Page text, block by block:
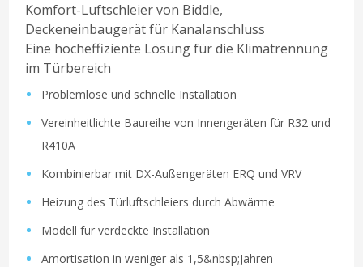
Komfort-Luftschleier von Biddle,
Deckeneinbaugerät für Kanalanschluss
Eine hocheffiziente Lösung für die Klimatrennung
im Türbereich
Problemlose und schnelle Installation
Vereinheitlichte Baureihe von Innengeräten für R32 und
R410A
Kombinierbar mit DX-Außengeräten ERQ und VRV
Heizung des Türluftschleiers durch Abwärme
Modell für verdeckte Installation
Amortisation in weniger als 1,5&nbsp;Jahren